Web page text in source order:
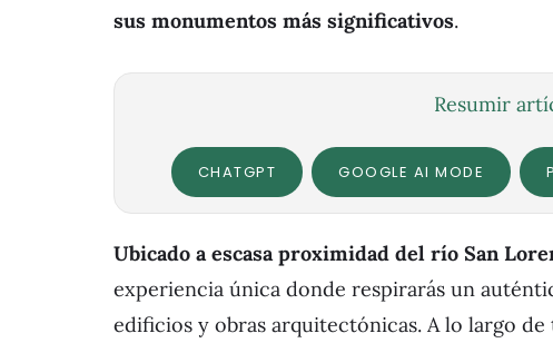
sus monumentos más significativos.
Resumir
CHATGPT GOOGLE AI MODE
Ubicado a escasa proximidad del río San
experiencia única donde respirarás un
edificios y obras arquitectónicas. A lo largo